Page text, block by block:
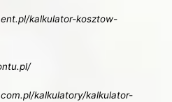
kalkulator-kosztow-
kalkulatory/kalkulator-